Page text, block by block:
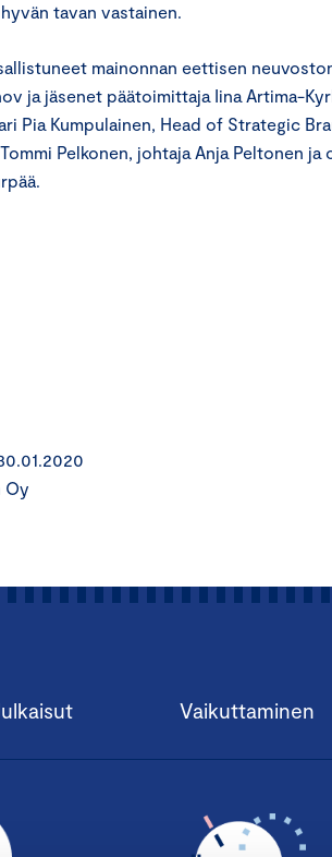
tavan vastainen.
mainonnan eettisen
ja jäsenet päätoimittaja Iina Artima-
Pia Kumpulainen, Head of Strategic
Pelkonen, johtaja Anja Peltonen ja
Oy
Vaikuttaminen